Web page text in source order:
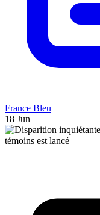
France Bleu
18 Jun